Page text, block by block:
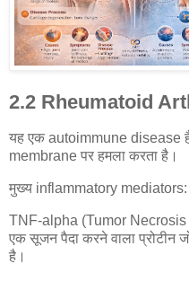
2.2 Rheumatoid
यह एक autoimmune disease
membrane पर हमला करता है।
मुख्य inflammatory mediators:
TNF-alpha (Tumor
एक सूजन पैदा करने वाला प्रोटीन
है।